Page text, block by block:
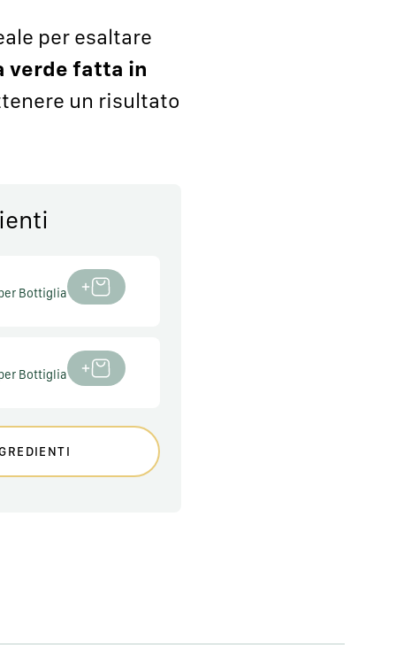
per esaltare
verde fatta in
un risultato
Bottiglia
Bottiglia